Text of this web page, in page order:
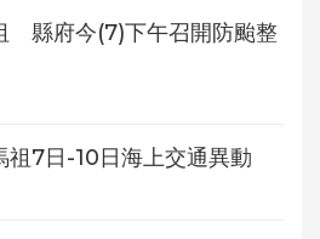
縣府今(7)下午召開防颱整
7日-10日海上交通異動